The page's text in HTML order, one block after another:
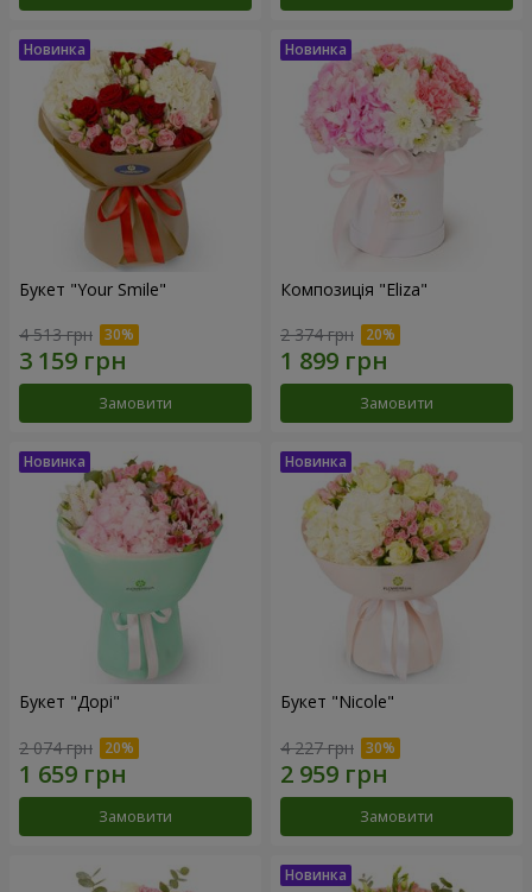
Букет "Your Smile"
4 513 грн
Замовити
Композиція "Eliza"
2 374 грн
Замовити
Букет "Дорі"
2 074 грн
Замовити
Букет "Nicole"
4 227 грн
Замовити